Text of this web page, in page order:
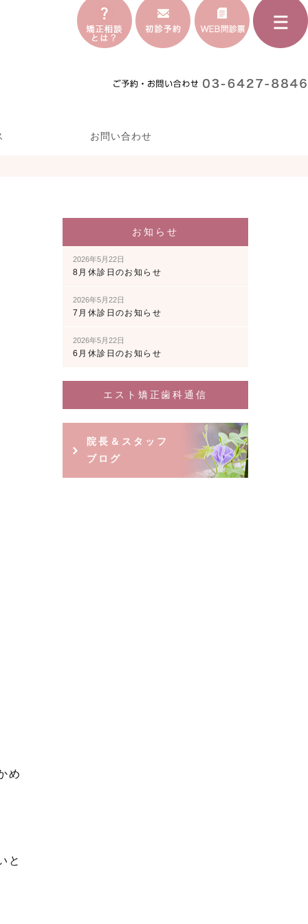
お問い合わせ
め
と
お知らせ
2026年5月22日
8月休診日のお知らせ
2026年5月22日
7月休診日のお知らせ
2026年5月22日
6月休診日のお知らせ
エスト矯正歯科通信
院長＆スタッフ
ブログ